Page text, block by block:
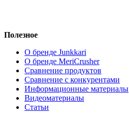
Полезное
О бренде Junkkari
О бренде MeriCrusher
Сравнение продуктов
Сравнение с конкурентами
Информационные материалы
Видеоматериалы
Статьи